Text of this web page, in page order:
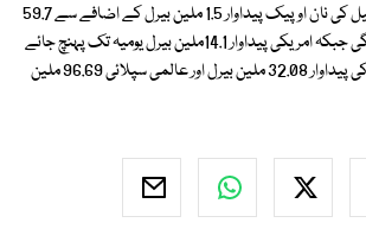
واضح رہے کہ آئندہ سال تیل کی نان اوپیک پیداوار 1.5 ملین بیرل کے اضافے سے 59.7
ملین بیرل یومیہ ہو جائے گی جبکہ امریکی پیداوار 14.1ملین بیرل یومیہ تک پہنچ جائے
گی تاہم مئی میں اوپیک کی پیداوار 32.08 ملین بیرل اور عالمی سپلائی 96.69 ملین